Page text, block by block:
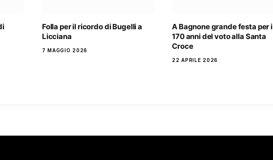
Folla per il ricordo di Bugelli a
Licciana
7 MAGGIO 2026
A Bagnone grande festa per i
170 anni del voto alla Santa
Croce
22 APRILE 2026